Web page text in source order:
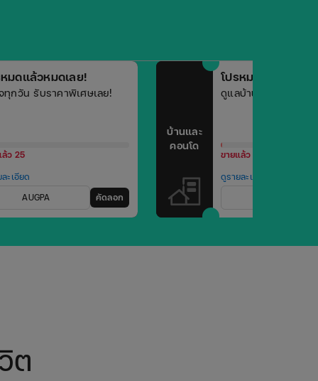
มดแล้วหมดเลย!
ทุกวัน รับราคาพิเศษเลย!
ล้ว 25
ะเอียด
AUGPA
คัดลอก
บ้านและ
คอนโด
โปรหมดแล้วหมดเล
ดูแลบ้านให้คุ้ม ในราค
ขายแล้ว 14
ดูรายละเอียด
ต